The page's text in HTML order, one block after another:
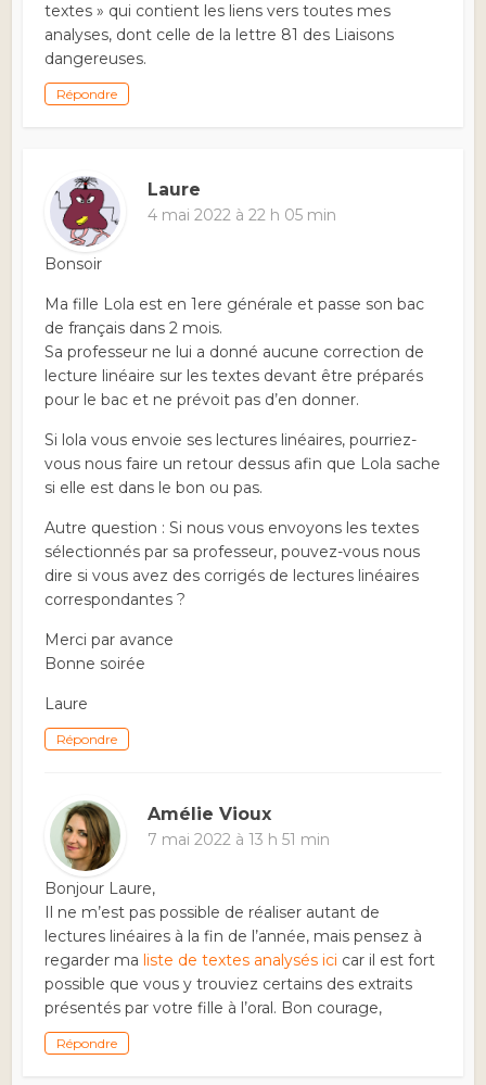
textes » qui contient les liens vers toutes mes
analyses, dont celle de la lettre 81 des Liaisons
dangereuses.
Répondre
Laure
4 mai 2022 à 22 h 05 min
Bonsoir
Ma fille Lola est en 1ere générale et passe son bac
de français dans 2 mois.
Sa professeur ne lui a donné aucune correction de
lecture linéaire sur les textes devant être préparés
pour le bac et ne prévoit pas d’en donner.
Si lola vous envoie ses lectures linéaires, pourriez-
vous nous faire un retour dessus afin que Lola sache
si elle est dans le bon ou pas.
Autre question : Si nous vous envoyons les textes
sélectionnés par sa professeur, pouvez-vous nous
dire si vous avez des corrigés de lectures linéaires
correspondantes ?
Merci par avance
Bonne soirée
Laure
Répondre
Amélie Vioux
7 mai 2022 à 13 h 51 min
Bonjour Laure,
Il ne m’est pas possible de réaliser autant de
lectures linéaires à la fin de l’année, mais pensez à
regarder maliste de textes analysés ici car il est fort
possible que vous y trouviez certains des extraits
présentés par votre fille à l’oral. Bon courage,
Répondre